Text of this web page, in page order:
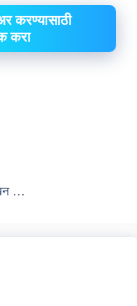
करण्यासाठी
करा
…